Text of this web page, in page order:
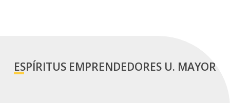
ESPÍRITUS EMPRENDEDORES U. MAYOR